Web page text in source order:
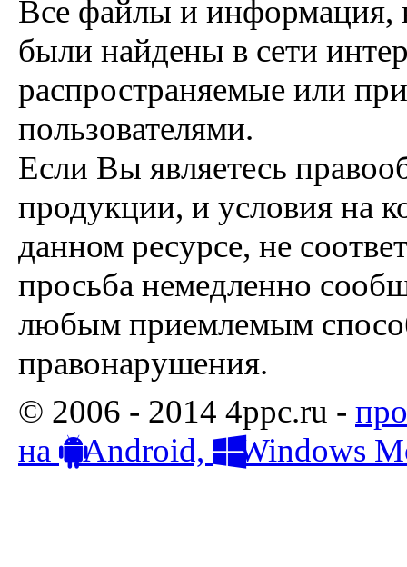
Все файлы и информация,
были найдены в сети
распространяемые или
пользователями.
Если Вы являетесь
продукции, и условия на
данном ресурсе, не
просьба немедленно
любым приемлемым
правонарушения.
© 2006 - 2014 4ppc.ru -
на
Android, Windows